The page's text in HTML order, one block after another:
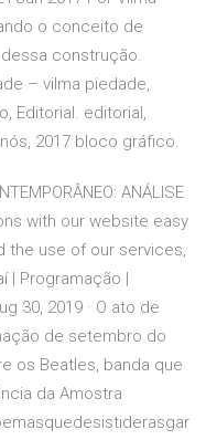
o conceito de
construção.
– vilma piedade,
Editorial. editorial,
2017 bloco gráfico.
ANÁLISE
with our website easy
the use of our services,
Programação |
30, 2019 · O ato de
de setembro do
os Beatles, banda que
da Amostra